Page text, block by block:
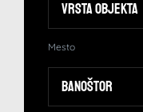
Mesto